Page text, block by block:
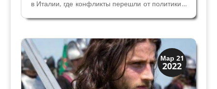
в Италии, где конфликты перешли от политики к
противостояли города и семьи, и в каждом
персонажи. Конфликт...
Мар 21
2022
Династии
Заговоры и войны